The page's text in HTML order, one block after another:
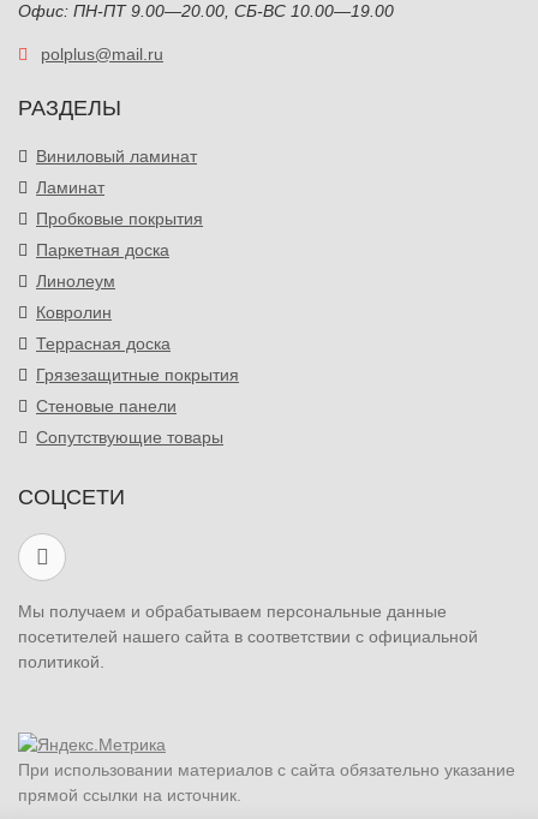
Офис: ПН-ПТ 9.00—20.00, СБ-ВС 10.00—19.00
polplus@mail.ru
РАЗДЕЛЫ
Виниловый ламинат
Ламинат
Пробковые покрытия
Паркетная доска
Линолеум
Ковролин
Террасная доска
Грязезащитные покрытия
Стеновые панели
Сопутствующие товары
СОЦСЕТИ
Мы получаем и обрабатываем персональные данные
посетителей нашего сайта в соответствии с официальной
политикой.
При использовании материалов с сайта обязательно указание
прямой ссылки на источник.